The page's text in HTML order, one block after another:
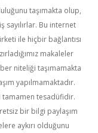
taşımakta olup,
sayılırlar. Bu internet
ile hiçbir bağlantısı
makaleler
niteliği taşımamakta
yapılmamaktadır.
tamamen tesadüfidir.
bir bilgi paylaşım
aykırı olduğunu